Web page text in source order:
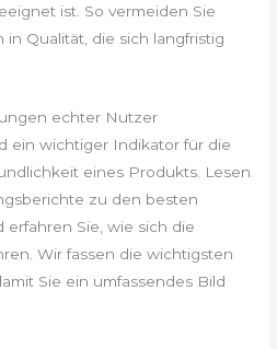
ist. So vermeiden Sie
Qualität, die sich langfristig
echter Nutzer
ein wichtiger Indikator für die
eines Produkts. Lesen
zu den besten
Sie, wie sich die
Wir fassen die wichtigsten
Sie ein umfassendes Bild